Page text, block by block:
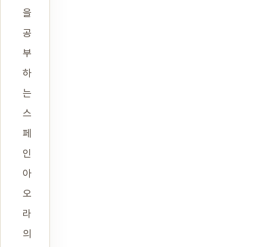
을
공
부
하
는
스
페
인
아
오
라
의